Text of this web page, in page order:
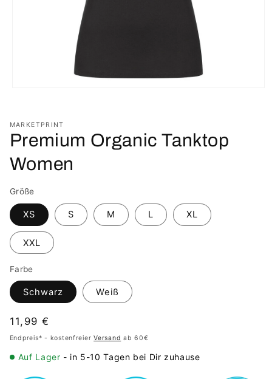
öffnen
MARKETPRINT
Premium Organic Tanktop
Women
Größe
XS S M L XL
XXL
Farbe
Schwarz Weiß
Normaler
Preis
11,99 €
Endpreis* - kostenfreierVersand ab 60€
Auf Lager - in 5-10 Tagen bei Dir zuhause